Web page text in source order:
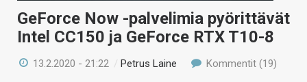
HAKU
GeForce Now -palvelimia pyörittävät
Intel CC150 ja GeForce RTX T10-8
13.2.2020 - 21:22 /Petrus Laine Kommentit (19)